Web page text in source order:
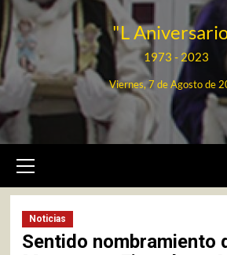
"L
1973 - 2023
Viernes, 7 de Agosto de
primario
Noticias
Sentido nombramiento